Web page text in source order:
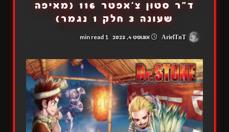
ד"ר סטון צ'אפטר 116 (מאיפה
שעונה 3 חלק 1 נגמר)
ArielTnT אוגוסט 4, 2023 1 min read